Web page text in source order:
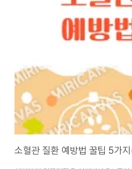
소혈관 질환 예방법 꿀팁 5가